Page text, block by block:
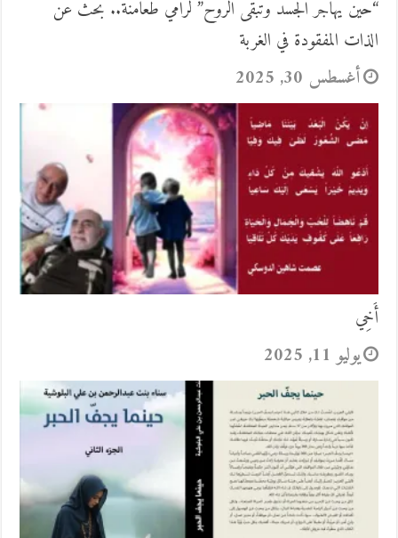
“حين يهاجر الجسد وتبقى الروح” لرامي طعامنة.. بحث عن
الذات المفقودة في الغربة
أغسطس 30, 2025
أَخِي
يوليو 11, 2025